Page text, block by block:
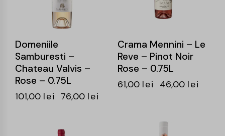
Domeniile
Samburesti –
Chateau Valvis –
Rose – 0.75L
101,00 lei 76,00 lei
Crama Mennini – Le
Reve – Pinot Noir
Rose – 0.75L
61,00 lei 46,00 lei